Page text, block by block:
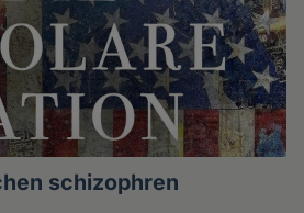
schizophren